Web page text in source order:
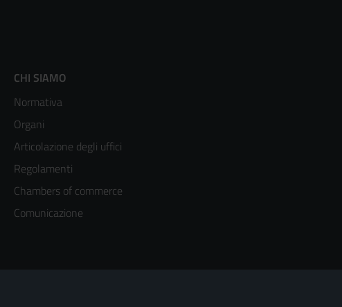
Footer
menù
colonna
3
CHI SIAMO
Normativa
Organi
Articolazione degli uffici
Regolamenti
Chambers of commerce
Comunicazione